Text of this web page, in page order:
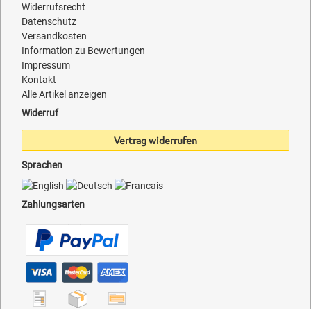
Widerrufsrecht
Datenschutz
Versandkosten
Information zu Bewertungen
Impressum
Kontakt
Alle Artikel anzeigen
Widerruf
Vertrag widerrufen
Sprachen
Zahlungsarten